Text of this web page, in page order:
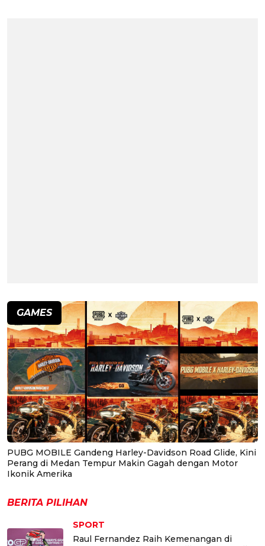
GAMES
PUBG MOBILE Gandeng Harley-Davidson Road Glide, Kini
Perang di Medan Tempur Makin Gagah dengan Motor
Ikonik Amerika
BERITA PILIHAN
SPORT
Raul Fernandez Raih Kemenangan di